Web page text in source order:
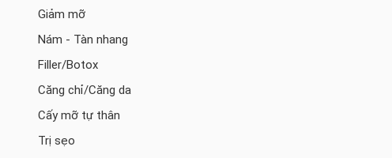
Giảm mỡ
Nám - Tàn nhang
Filler/Botox
Căng chỉ/Căng da
Cấy mỡ tự thân
Trị sẹo